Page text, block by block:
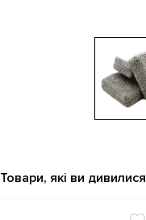
Товари, які ви дивилися